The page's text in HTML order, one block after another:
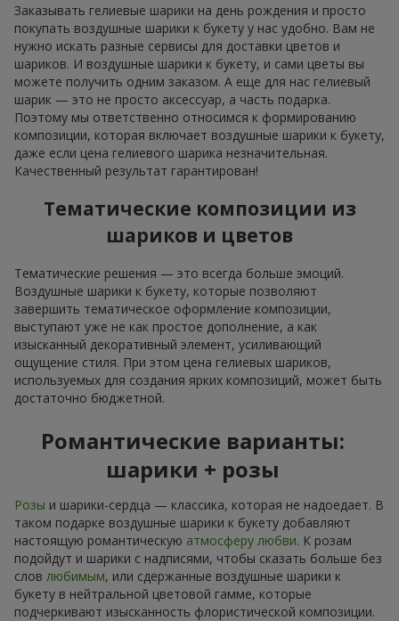
Заказывать гелиевые шарики на день рождения и просто
покупать воздушные шарики к букету у нас удобно. Вам не
нужно искать разные сервисы для доставки цветов и
шариков. И воздушные шарики к букету, и сами цветы вы
можете получить одним заказом. А еще для нас гелиевый
шарик — это не просто аксессуар, а часть подарка.
Поэтому мы ответственно относимся к формированию
композиции, которая включает воздушные шарики к букету,
даже если цена гелиевого шарика незначительная.
Качественный результат гарантирован!
Тематические композиции из
шариков и цветов
Тематические решения — это всегда больше эмоций.
Воздушные шарики к букету, которые позволяют
завершить тематическое оформление композиции,
выступают уже не как простое дополнение, а как
изысканный декоративный элемент, усиливающий
ощущение стиля. При этом цена гелиевых шариков,
используемых для создания ярких композиций, может быть
достаточно бюджетной.
Романтические варианты:
шарики + розы
Розы и шарики-сердца — классика, которая не надоедает. В
таком подарке воздушные шарики к букету добавляют
настоящую романтическую атмосферу любви. К розам
подойдут и шарики с надписями, чтобы сказать больше без
слов любимым, или сдержанные воздушные шарики к
букету в нейтральной цветовой гамме, которые
подчеркивают изысканность флористической композиции.